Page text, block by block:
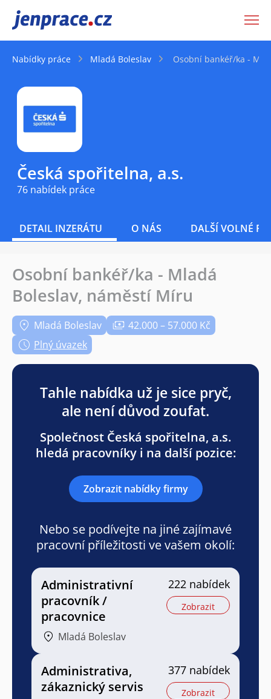
JenPráce.cz
Nabídky práce Mladá Boleslav Osobní bankéř/ka -
Česká spořitelna, a.s.
76 nabídek práce
DETAIL INZERÁTU O NÁS DALŠÍ VOLNÉ
Osobní bankéř/ka - Mladá
Boleslav, náměstí Míru
Mladá Boleslav
42.000 – 57.000 Kč
Plný úvazek
Tahle nabídka už je sice pryč,
ale není důvod zoufat.
Společnost Česká spořitelna, a.s.
hledá pracovníky i na další pozice:
Zobrazit nabídky firmy
Nebo se podívejte na jiné zajímavé
pracovní příležitosti ve vašem okolí:
Administrativní
pracovník /
pracovnice
Mladá Boleslav
222 nabídek
Zobrazit
Administrativa,
zákaznický servis
377 nabídek
Zobrazit